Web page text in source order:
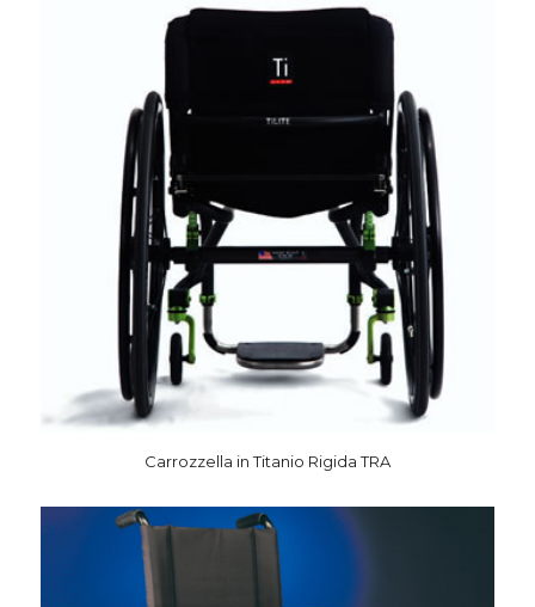
Carrozzella in Titanio Rigida TRA